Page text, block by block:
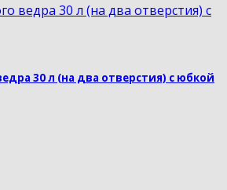
30 л (на два отверстия) с юбкой